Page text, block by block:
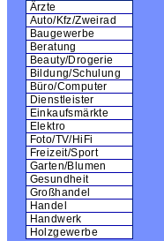
Ärzte
Auto/Kfz/Zweirad
Baugewerbe
Beratung
Beauty/Drogerie
Bildung/Schulung
Büro/Computer
Dienstleister
Einkaufsmärkte
Elektro
Foto/TV/HiFi
Freizeit/Sport
Garten/Blumen
Gesundheit
Großhandel
Handel
Handwerk
Holzgewerbe